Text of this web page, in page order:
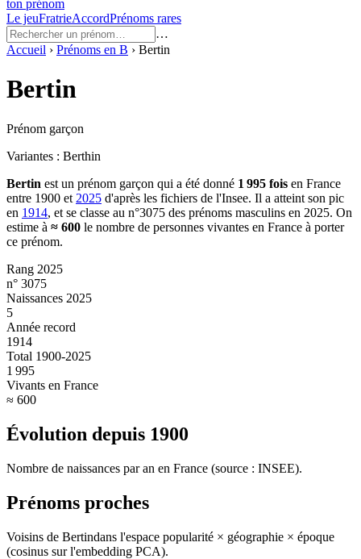
ton prénom
Le jeuFratrieAccordPrénoms rares
…
Accueil › Prénoms en B › Bertin
Bertin
Prénom garçon
Variantes : Berthin
Bertin est un prénom garçon qui a été donné 1 995 fois en France
entre 1900 et 2025 d'après les fichiers de l'Insee. Il a atteint son pic
en 1914, et se classe au n°3075 des prénoms masculins en 2025. On
estime à ≈ 600 le nombre de personnes vivantes en France à porter
ce prénom.
Rang 2025
n° 3075
Naissances 2025
5
Année record
1914
Total 1900-2025
1 995
Vivants en France
≈ 600
Évolution depuis 1900
Nombre de naissances par an en France (source : INSEE).
Prénoms proches
Voisins de Bertindans l'espace popularité × géographie × époque
(cosinus sur l'embedding PCA).